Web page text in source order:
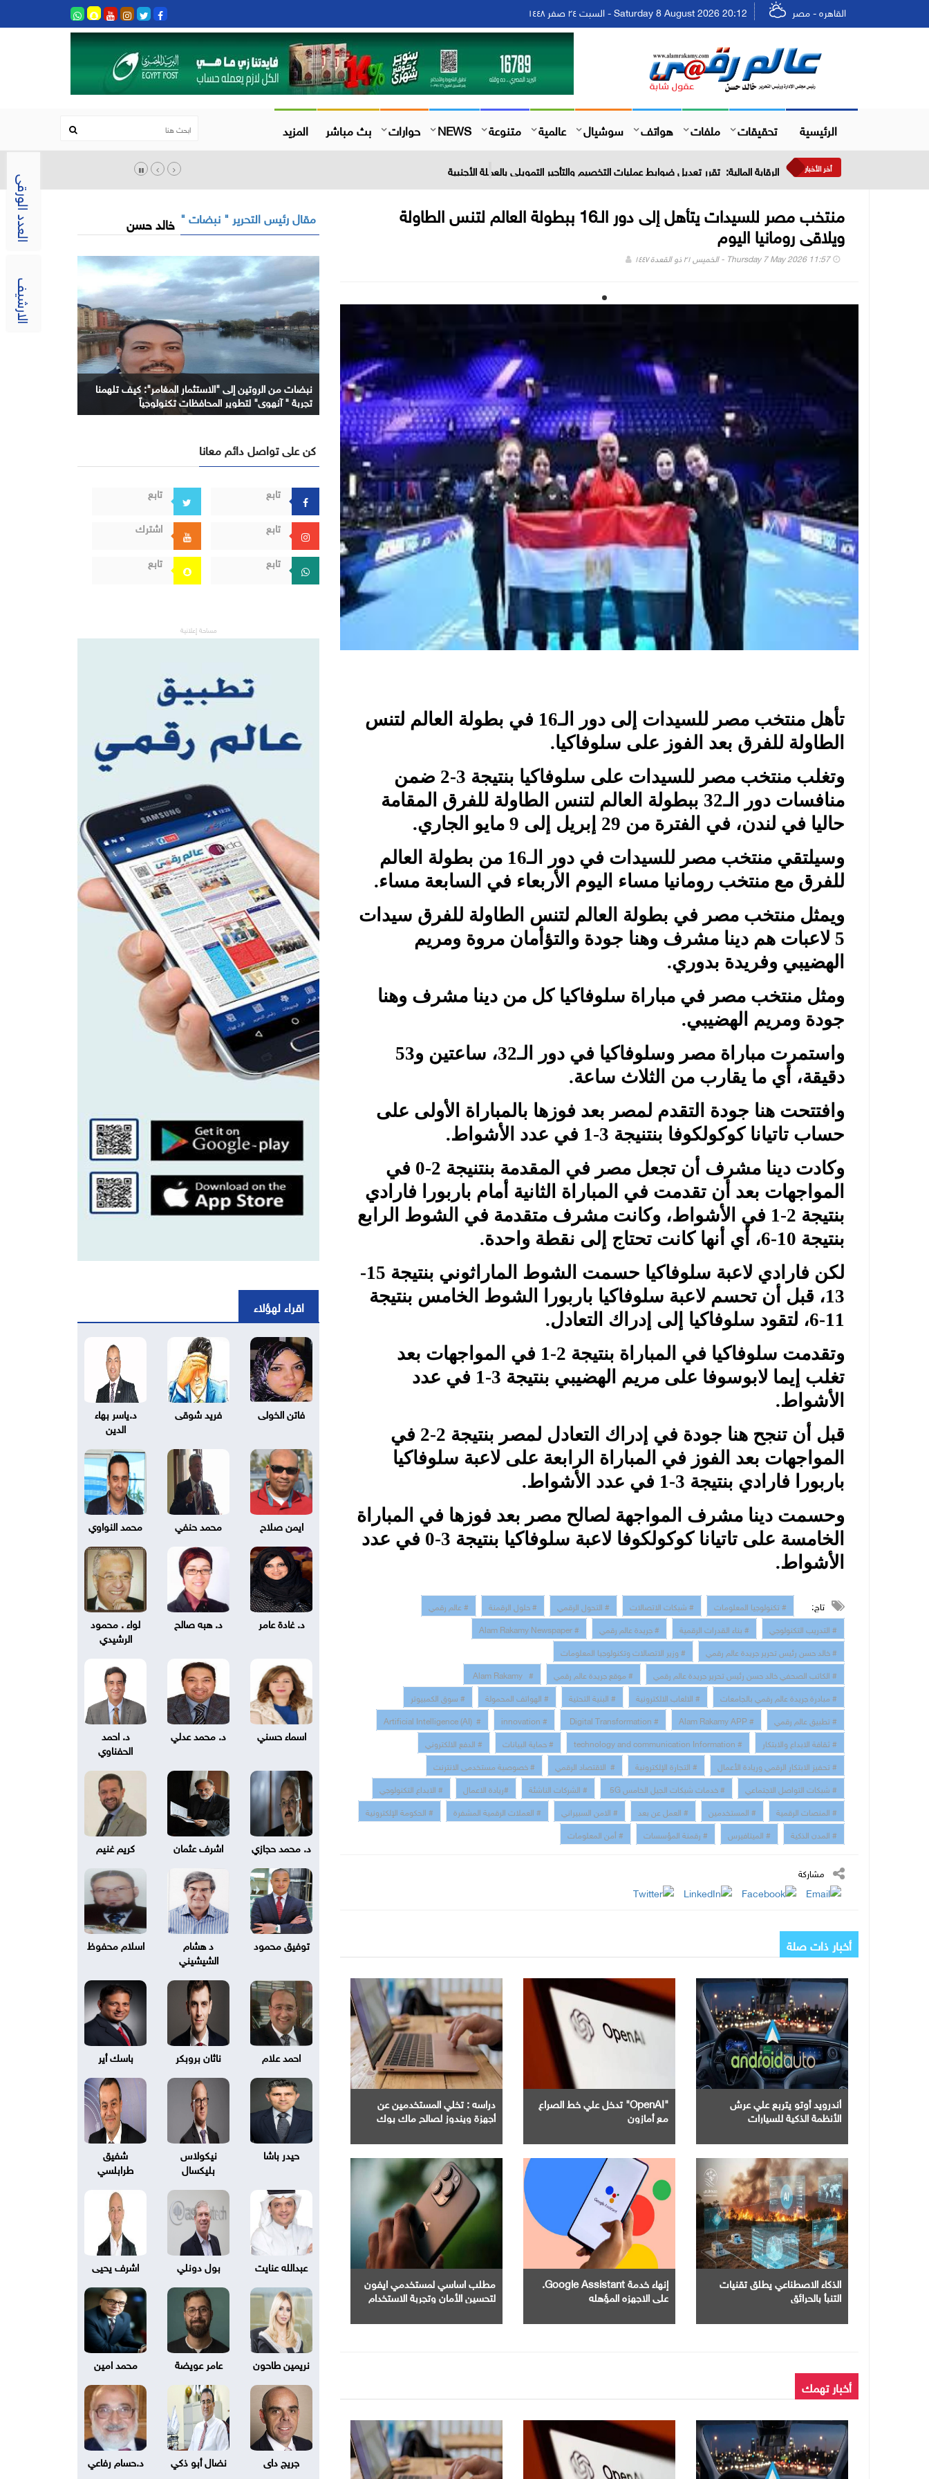
العدد الورقى
الارشيف
القاهره - مصر Saturday 8 August 2026 20:12 - السبت ٢٤ صفر ١٤٤٨
الرئيسية تحقيقات ملفات هواتف سوشيال عالمية متنوعة NEWS حوارات بث مباشر المزيد
أخر الأخبار الرقابة المالية: تقرر تعديل ضوابط عمليات التخصيم والتأجير التمويلي بالعملة الأجنبية
منتخب مصر للسيدات يتأهل إلى دور الـ16 ببطولة العالم لتنس الطاولة
ويلاقى رومانيا اليوم
Thursday 7 May 2026 11:57 - الخميس ٢١ ذو القعدة ١٤٤٧
تأهل منتخب مصر للسيدات إلى دور الـ16 في بطولة العالم لتنس
الطاولة للفرق بعد الفوز على سلوفاكيا.
وتغلب منتخب مصر للسيدات على سلوفاكيا بنتيجة 3-2 ضمن
منافسات دور الـ32 ببطولة العالم لتنس الطاولة للفرق المقامة
حاليا في لندن، في الفترة من 29 إبريل إلى 9 مايو الجاري.
وسيلتقي منتخب مصر للسيدات في دور الـ16 من بطولة العالم
للفرق مع منتخب رومانيا مساء اليوم الأربعاء في السابعة مساء.
ويمثل منتخب مصر في بطولة العالم لتنس الطاولة للفرق سيدات
5 لاعبات هم دينا مشرف وهنا جودة والتؤأمان مروة ومريم
الهضيبي وفريدة بدوري.
ومثل منتخب مصر في مباراة سلوفاكيا كل من دينا مشرف وهنا
جودة ومريم الهضيبي.
واستمرت مباراة مصر وسلوفاكيا في دور الـ32، ساعتين و53
دقيقة، أي ما يقارب من الثلاث ساعة.
وافتتحت هنا جودة التقدم لمصر بعد فوزها بالمباراة الأولى على
حساب تاتيانا كوكولكوفا بنتنيجة 3-1 في عدد الأشواط.
وكادت دينا مشرف أن تجعل مصر في المقدمة بنتنيجة 2-0 في
المواجهات بعد أن تقدمت في المباراة الثانية أمام باربورا فارادي
بنتيجة 2-1 في الأشواط، وكانت مشرف متقدمة في الشوط الرابع
بنتيجة 10-6، أي أنها كانت تحتاج إلى نقطة واحدة.
لكن فارادي لاعبة سلوفاكيا حسمت الشوط الماراثوني بنتيجة 15-
13، قبل أن تحسم لاعبة سلوفاكيا باربورا الشوط الخامس بنتيجة
11-6، لتقود سلوفاكيا إلى إدراك التعادل.
وتقدمت سلوفاكيا في المباراة بنتيجة 2-1 في المواجهات بعد
تغلب إيما لابوسوفا على مريم الهضيبي بنتيجة 3-1 في عدد
الأشواط.
قبل أن تنجح هنا جودة في إدراك التعادل لمصر بنتيجة 2-2 في
المواجهات بعد الفوز في المباراة الرابعة على لاعبة سلوفاكيا
باربورا فارادي بنتيجة 3-1 في عدد الأشواط.
وحسمت دينا مشرف المواجهة لصالح مصر بعد فوزها في المباراة
الخامسة على تاتيانا كوكولكوفا لاعبة سلوفاكيا بنتيجة 3-0 في عدد
الأشواط.
تاج: # تكنولوجيا المعلومات # شبكات الاتصالات # التحول الرقمي # حلول الرقمنة
# عالم رقمي
# التدريب التكنولوجي
# بناء القدرات الرقمية # جريدة عالم رقمي
# Alam Rakamy Newspaper
# خالد حسن رئيس تحرير جريدة عالم رقمي
# وزير الاتصالات وتكنولوجيا المعلومات
# الكاتب الصحفي خالد حسن رئيس تحرير جريدة عالم رقمي
# موقع جريدة عالم رقمي
# Alam Rakamy
# مبادرة جريدة عالم رقمي بالجامعات
# الالعاب الالكترونية # البنية التحتية # الهواتف المحمولة
# سوق الكمبيوتر
# تطبيق عالم رقمي
# Alam Rakamy APP
# Digital Transformation
# innovation
# Artificial Intelligence (AI)
# ثقافة الابداع والابتكار
# technology and communication Information # حماية البيانات
# الدفع الالكتروني
# تحفيز الابتكار الرقمي وريادة الأعمال
# التجارة الإلكترونية # الاقتصاد الرقمي
# خصوصية مستخدمى الانترنت
# شبكات التواصل الاجتماعي
# خدمات شبكات الجيل الخامس 5G # الشركات الناشئة #ريادة الاعمال
# الابداع التكنولوجي
# المنصات الرقمية
# المستخدمين # العمل عن بعد # الامن السبيراني # العملات الرقمية المشفرة
# الحكومة الإلكترونية
# المدن الذكية
# الميتافيرس # رقمنة المؤسسات # أمن المعلومات
مشاركة
أخبار ذات صلة
أندرويد أوتو يتربع علي عرش
الأنظمة الذكية للسيارات
"OpenAI" تدخل علي خط الصراع
مع أمازون
دراسه : تخلي المستخدمين عن
أجهزة ويندوز لصالح ماك بوك
الذكاء الاصطناعي يطلق تقنيات
التنبأ بالحرائق
إنهاء خدمة Google Assistant.
علي الاجهزه المؤهله
مطلب اساسي لمستخدمي ايفون
لتحسين الأمان وتجربة الاستخدام
أخبار تهمك
مقال رئيس التحرير " نبضات " خالد حسن
نبضات من الروتين إلى "الاستثمار المغامر": كيف تلهمنا
تجربة " آنهوي" لتطوير المحافظات تكنولوجياً
كن على تواصل دائم معانا
تابع
تابع
تابع
اشترك
تابع
تابع
مساحة إعلانية
اقراء لهؤلاء
فاتن الخولى فريد شوقى
د.ياسر بهاء
الدين
ايمن صلاح محمد حنفي محمد النواوي
د. غادة عامر د. هبه صالح
لواء . محمود
الرشيدي
اسماء حسني د. محمد عدلي
د. احمد
الحفناوي
د. محمد حجازي اشرف عثمان كريم غنيم
توفيق محمود
د هشام
الشيشيني
اسلام محفوظ
احمد علام ناثان بروبكر باسك أير
حيدر باشا
نيكولاس
بليكسال
شفيق
طرابلسي
عبدالله عنايت بول دونلي اشرف يحيى
نريمين طاحون عامر عويضة محمد امين
جريج داى نضال أبو ذكي د.حسام رفاعي